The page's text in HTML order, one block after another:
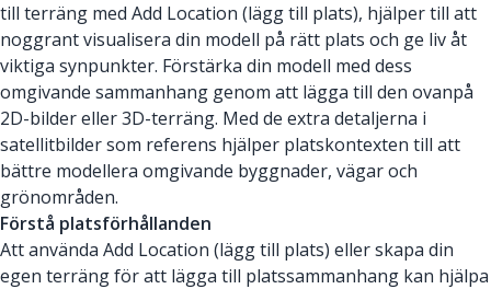
till terräng med Add Location (lägg till plats), hjälper till att
noggrant visualisera din modell på rätt plats och ge liv åt
viktiga synpunkter. Förstärka din modell med dess
omgivande sammanhang genom att lägga till den ovanpå
2D-bilder eller 3D-terräng. Med de extra detaljerna i
satellitbilder som referens hjälper platskontexten till att
bättre modellera omgivande byggnader, vägar och
grönområden.
Förstå platsförhållanden
Att använda Add Location (lägg till plats) eller skapa din
egen terräng för att lägga till platssammanhang kan hjälpa